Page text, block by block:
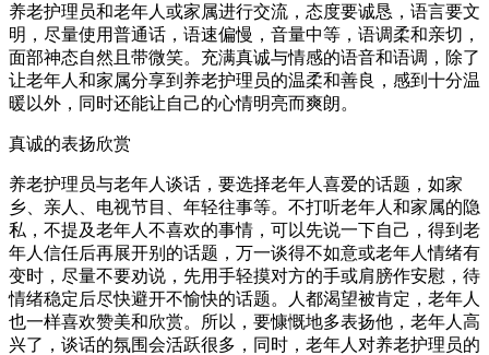
养老护理员和老年人或家属进行交流，态度要诚恳，语言要文
明，尽量使用普通话，语速偏慢，音量中等，语调柔和亲切，
面部神态自然且带微笑。充满真诚与情感的语音和语调，除了
让老年人和家属分享到养老护理员的温柔和善良，感到十分温
暖以外，同时还能让自己的心情明亮而爽朗。
真诚的表扬欣赏
养老护理员与老年人谈话，要选择老年人喜爱的话题，如家
乡、亲人、电视节目、年轻往事等。不打听老年人和家属的隐
私，不提及老年人不喜欢的事情，可以先说一下自己，得到老
年人信任后再展开别的话题，万一谈得不如意或老年人情绪有
变时，尽量不要劝说，先用手轻摸对方的手或肩膀作安慰，待
情绪稳定后尽快避开不愉快的话题。人都渴望被肯定，老年人
也一样喜欢赞美和欣赏。所以，要慷慨地多表扬他，老年人高
兴了，谈话的氛围会活跃很多，同时，老年人对养老护理员的